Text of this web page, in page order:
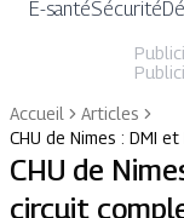
E-santéSécurité
Accueil
Articles
CHU de Nimes : DMI
CHU de
circuit